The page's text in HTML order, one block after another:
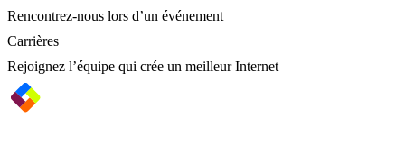
Rencontrez-nous lors d’un événement
Carrières
Rejoignez l’équipe qui crée un meilleur Internet